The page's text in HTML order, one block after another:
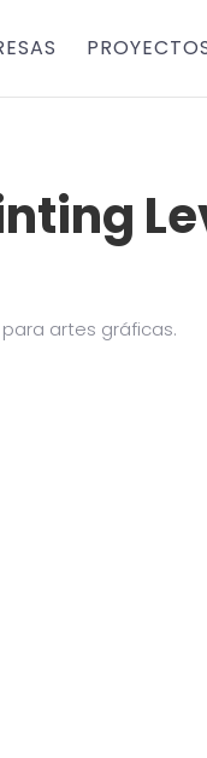
artes gráficas.